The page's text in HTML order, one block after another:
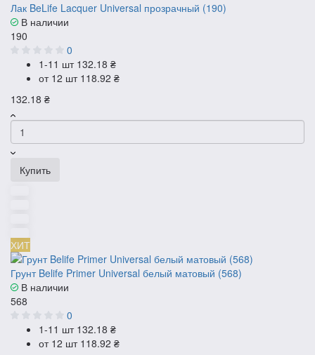
Лак BeLife Lacquer Universal прозрачный (190)
В наличии
190
0
1-11 шт 132.18 ₴
от 12 шт 118.92 ₴
132.18 ₴
Купить
ХИТ
Грунт Belife Primer Universal белый матовый (568)
В наличии
568
0
1-11 шт 132.18 ₴
от 12 шт 118.92 ₴